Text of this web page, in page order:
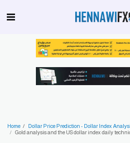
Home
Dollar Price Prediction - Dollar Index
Gold analysis and the US dollar index daily